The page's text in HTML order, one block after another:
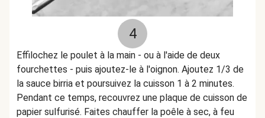
4
Effilochez le poulet à la main - ou à l'aide de deux
fourchettes - puis ajoutez-le à l'oignon. Ajoutez 1/3 de
la sauce birria et poursuivez la cuisson 1 à 2 minutes.
Pendant ce temps, recouvrez une plaque de cuisson de
papier sulfurisé. Faites chauffer la poêle à sec, à feu